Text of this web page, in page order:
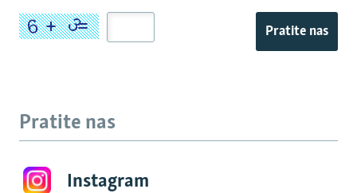
Pratite nas
Pratite nas
Instagram